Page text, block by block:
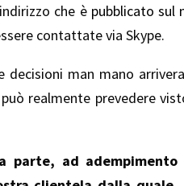
che è pubblicato sul
contattate via Skype.
man mano
realmente prevedere
parte, ad